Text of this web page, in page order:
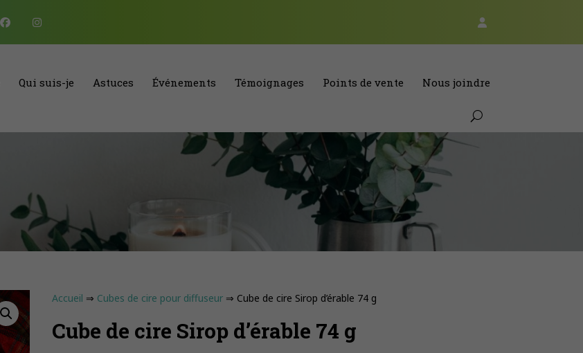
Qui suis-je Astuces Événements Témoignages Points de vente Nous joindre
Accueil ⇒ Cubes de cire pour diffuseur ⇒ Cube de cire Sirop d’érable 74 g
Cube de cire Sirop d’érable 74 g